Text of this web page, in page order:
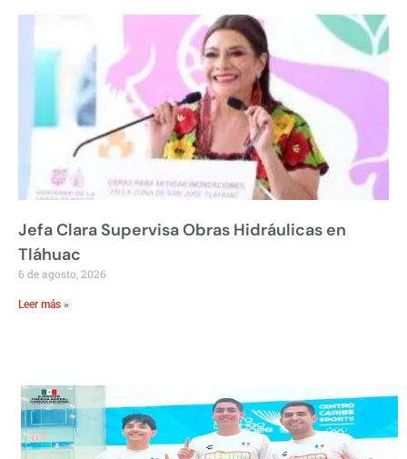
Jefa Clara Supervisa Obras Hidráulicas en
Tláhuac
6 de agosto, 2026
Leer más »